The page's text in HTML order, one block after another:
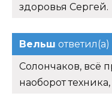
здоровья Сергей.
Вельш ответил(а)
Солончаков, всё
наоборот